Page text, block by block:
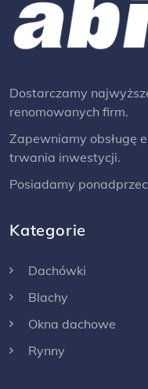
Dostarczamy
renomowanych firm.
Zapewniamy obsługę
trwania inwestycji.
Posiadamy
Kategorie
Dachówki
Blachy
Okna dachowe
Rynny